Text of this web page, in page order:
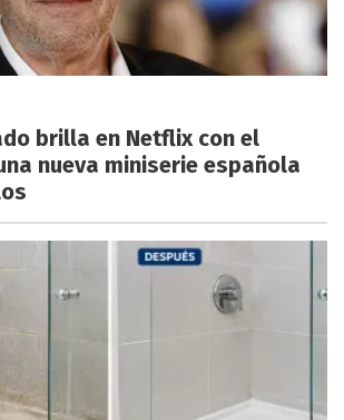
brilla en Netflix con el
nueva miniserie española